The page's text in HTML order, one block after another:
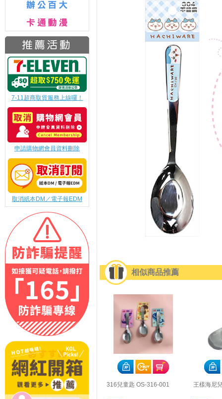
7-11超商取貨服務上線囉！
申請購物網會員資料刪除
取消紙本DM／電子報EDM
相似商品推薦
316兒童匙 OS-316-001 王樣海尼